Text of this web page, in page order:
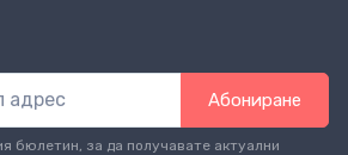
Абониране
бюлетин, за да получавате актуални